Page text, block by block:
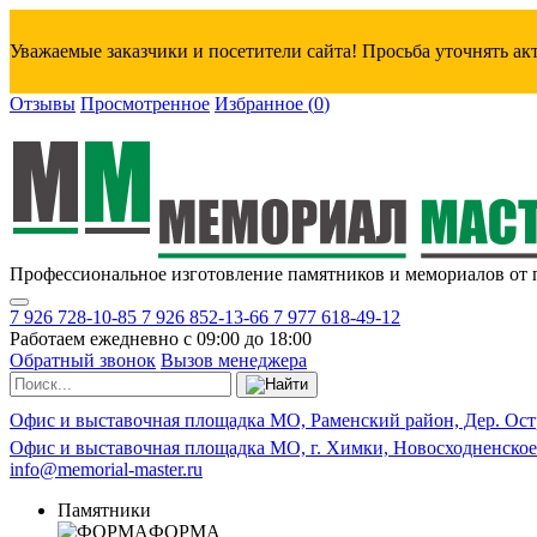
Уважаемые заказчики и посетители сайта! Просьба уточнять
Отзывы Просмотренное Избранное (0)
Профессиональное изготовление памятников и мемориалов от
7 926 728-10-85 7 926 852-13-66 7 977 618-49-12
Работаем ежедневно с 09:00 до 18:00
Обратный звонок Вызов менеджера
Офис и выставочная площадка МО, Раменский район, Дер.
Офис и выставочная площадка МО, г. Химки,
info@memorial-master.ru
Памятники
ФОРМА